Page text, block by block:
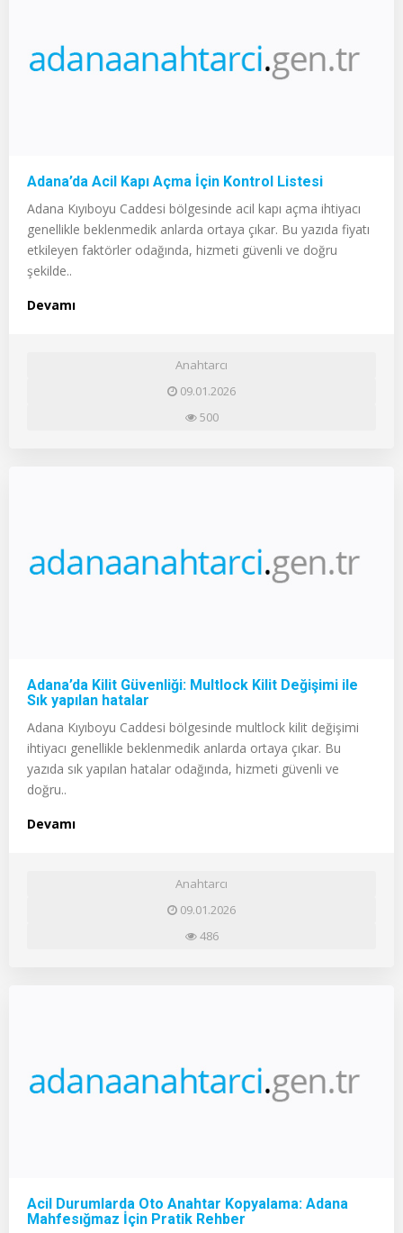
Adana’da Acil Kapı Açma İçin Kontrol Listesi
Adana Kıyıboyu Caddesi bölgesinde acil kapı açma ihtiyacı
genellikle beklenmedik anlarda ortaya çıkar. Bu yazıda fiyatı
etkileyen faktörler odağında, hizmeti güvenli ve doğru
şekilde..
Devamı
Anahtarcı
09.01.2026
500
Adana’da Kilit Güvenliği: Multlock Kilit Değişimi ile
Sık yapılan hatalar
Adana Kıyıboyu Caddesi bölgesinde multlock kilit değişimi
ihtiyacı genellikle beklenmedik anlarda ortaya çıkar. Bu
yazıda sık yapılan hatalar odağında, hizmeti güvenli ve
doğru..
Devamı
Anahtarcı
09.01.2026
486
Acil Durumlarda Oto Anahtar Kopyalama: Adana
Mahfesığmaz İçin Pratik Rehber